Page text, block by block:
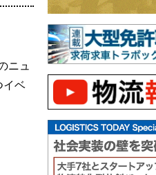
ニュ
イベ